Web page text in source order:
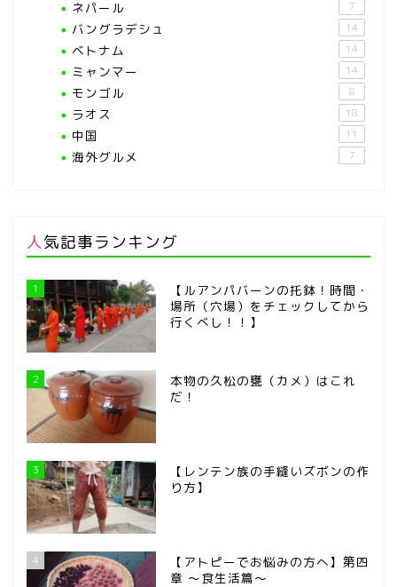
ネパール 7
バングラデシュ 14
ベトナム 14
ミャンマー 14
モンゴル 8
ラオス 18
中国 11
海外グルメ 7
人気記事ランキング
1
【ルアンパバーンの托鉢！時間・
場所（穴場）をチェックしてから
行くべし！！】
2
本物の久松の甕（カメ）はこれ
だ！
3
【レンテン族の手縫いズボンの作
り方】
4
【アトピーでお悩みの方へ】第四
章 ～食生活篇～